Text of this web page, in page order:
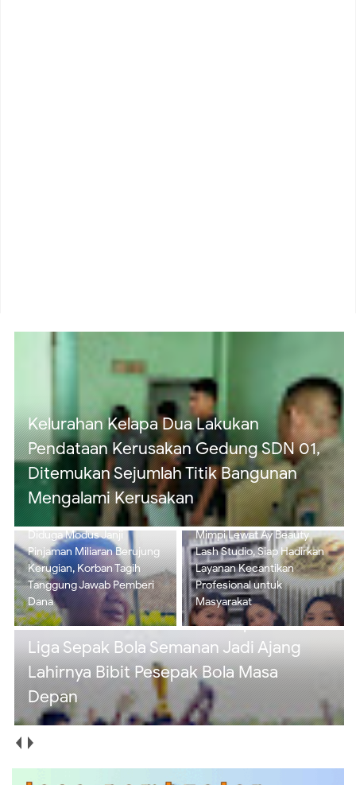
Diduga Modus Janji Pinjaman Miliaran
Berujung Kerugian, Korban Tagih
Tanggung Jawab Pemberi Dana
Ai Komariyah Wujudkan
Mimpi Lewat Ay Beauty
Lash Studio, Siap Hadirkan
Layanan Kecantikan
Profesional untuk
Masyarakat
SSB Imadara Juarai Twins
Cup 2026, Liga Sepak Bola
Semanan Jadi Ajang
Lahirnya Bibit Pesepak
Bola Masa Depan
Koramil 02/Tambora Intensifkan Patroli
Malam, Ciptakan Rasa Aman dan Cegah
Tawuran di Wilayah Binaan